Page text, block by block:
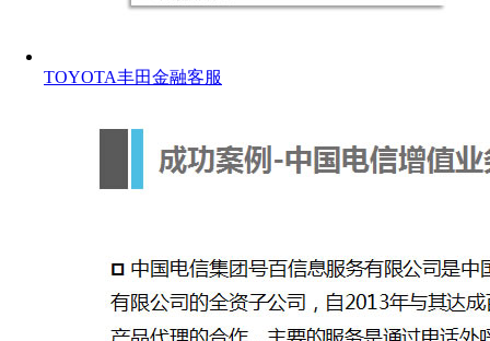
TOYOTA丰田金融客服